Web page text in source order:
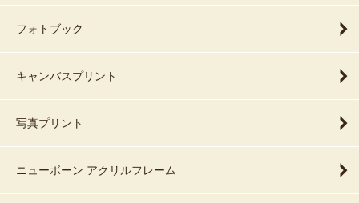
フォトブック
キャンバスプリント
写真プリント
ニューボーン アクリルフレーム